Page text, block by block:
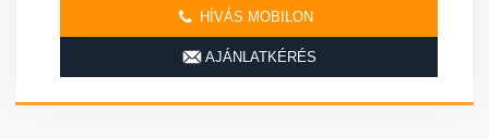
HÍVÁS MOBILON
AJÁNLATKÉRÉS